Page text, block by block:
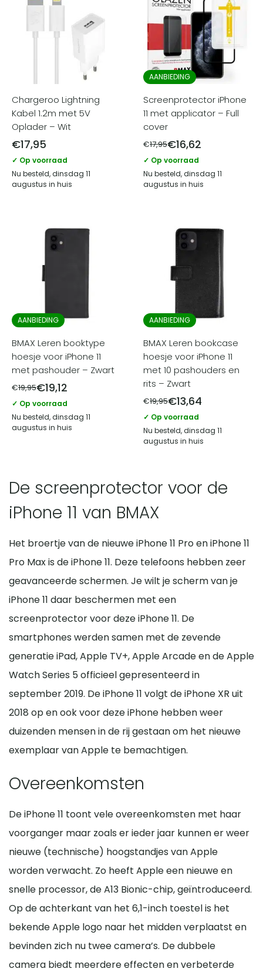
Chargeroo Lightning
Kabel 1.2m met 5V
Oplader – Wit
€17,95
✓ Op voorraad
Nu besteld, dinsdag 11
augustus in huis
AANBIEDING
Screenprotector iPhone
11 met applicator – Full
cover
€17,95€16,62
✓ Op voorraad
Nu besteld, dinsdag 11
augustus in huis
AANBIEDING
BMAX Leren booktype
hoesje voor iPhone 11
met pashouder – Zwart
€19,95€19,12
✓ Op voorraad
Nu besteld, dinsdag 11
augustus in huis
AANBIEDING
BMAX Leren bookcase
hoesje voor iPhone 11
met 10 pashouders en
rits – Zwart
€19,95€13,64
✓ Op voorraad
Nu besteld, dinsdag 11
augustus in huis
De screenprotector voor de
iPhone 11 van BMAX
Het broertje van de nieuwe iPhone 11 Pro en iPhone 11
Pro Max is de iPhone 11. Deze telefoons hebben zeer
geavanceerde schermen. Je wilt je scherm van je
iPhone 11 daar beschermen met een
screenprotector voor deze iPhone 11. De
smartphones werden samen met de zevende
generatie iPad, Apple TV+, Apple Arcade en de Apple
Watch Series 5 officieel gepresenteerd in
september 2019. De iPhone 11 volgt de iPhone XR uit
2018 op en ook voor deze iPhone hebben weer
duizenden mensen in de rij gestaan om het nieuwe
exemplaar van Apple te bemachtigen.
Overeenkomsten
De iPhone 11 toont vele overeenkomsten met haar
voorganger maar zoals er ieder jaar kunnen er weer
nieuwe (technische) hoogstandjes van Apple
worden verwacht. Zo heeft Apple een nieuwe en
snelle processor, de A13 Bionic-chip, geïntroduceerd.
Op de achterkant van het 6,1-inch toestel is het
bekende Apple logo naar het midden verplaatst en
bevinden zich nu twee camera’s. De dubbele
camera biedt meerdere effecten en verbeterde